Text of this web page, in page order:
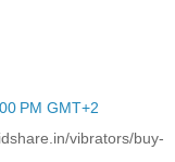
PM GMT+2
vibrators/buy-